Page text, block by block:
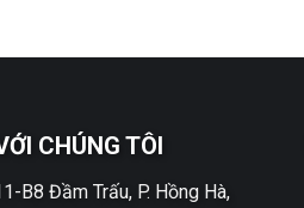
CHÚNG TÔI
B8 Đầm Trấu, P. Hồng Hà,